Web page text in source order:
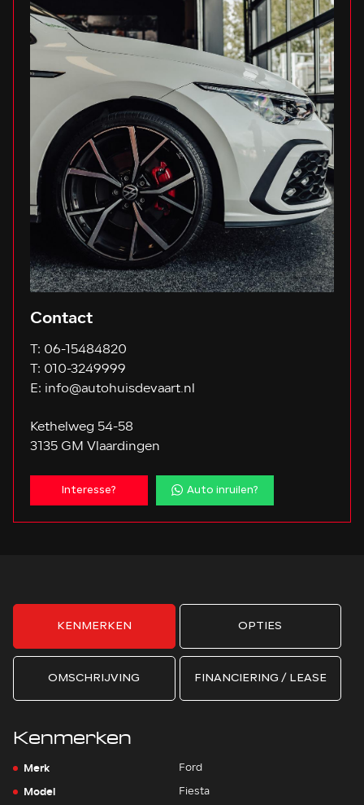
Contact
T: 06-15484820
T: 010-3249999
E: info@autohuisdevaart.nl
Kethelweg 54-58
3135 GM Vlaardingen
Interesse? Auto inruilen?
KENMERKEN OPTIES
OMSCHRIJVING FINANCIERING / LEASE
Kenmerken
Merk Ford
Model Fiesta